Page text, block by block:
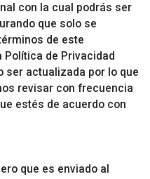
con la cual podrás ser
que solo se
de este
Política de Privacidad
ser actualizada por lo que
revisar con frecuencia
estés de acuerdo con
que es enviado al